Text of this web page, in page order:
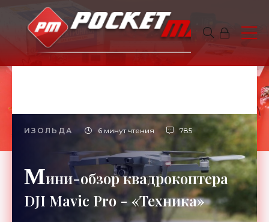
ИЗОЛЬДА 6 минут чтения 785
Мини-обзор квадрокоптера
DJI Mavic Pro - «Техника»